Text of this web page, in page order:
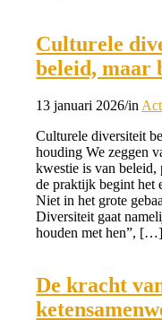
Culturele
beleid, maar
13 januari 2026/in
Culturele diversiteit
houding We zeggen
kwestie is van
de praktijk begint het
Niet in het grote
Diversiteit gaat
houden met hen”, […]
De kracht